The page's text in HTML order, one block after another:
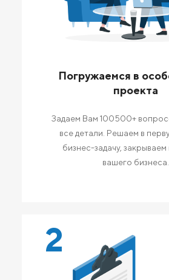
Погружаемся в
проекта
Задаем Вам 100500+
все детали. Решаем в
бизнес-задачу,
вашего бизнеса.
2